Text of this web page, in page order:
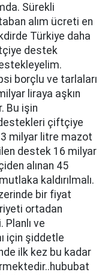
Sürekli
alım ücreti en
Türkiye daha
destek
borçlu ve tarlaları
liraya aşkın
Bu işin
çiftçiye
milyar litre mazot
destek 16 milyar
alınan 45
kaldırılmalı.
bir fiyat
ortadan
ve
için şiddetle
ilk kez bu kadar